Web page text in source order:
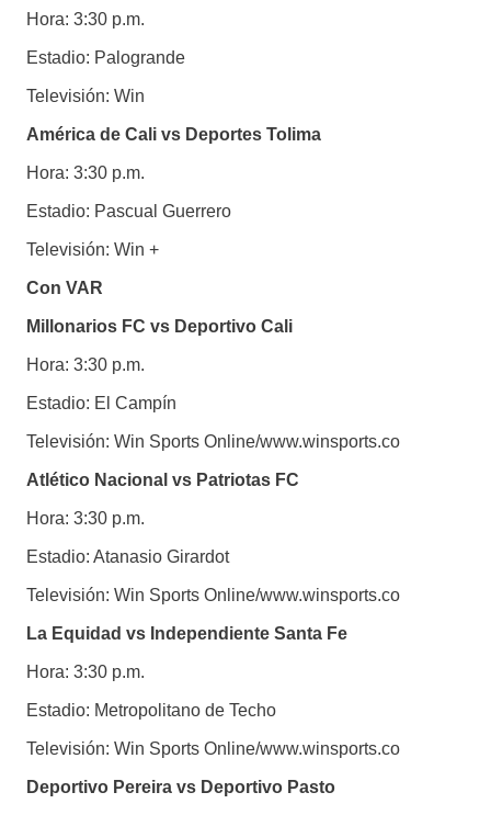
Hora: 3:30 p.m.
Estadio: Palogrande
Televisión: Win
América de Cali vs Deportes Tolima
Hora: 3:30 p.m.
Estadio: Pascual Guerrero
Televisión: Win +
Con VAR
Millonarios FC vs Deportivo Cali
Hora: 3:30 p.m.
Estadio: El Campín
Televisión: Win Sports Online/www.winsports.co
Atlético Nacional vs Patriotas FC
Hora: 3:30 p.m.
Estadio: Atanasio Girardot
Televisión: Win Sports Online/www.winsports.co
La Equidad vs Independiente Santa Fe
Hora: 3:30 p.m.
Estadio: Metropolitano de Techo
Televisión: Win Sports Online/www.winsports.co
Deportivo Pereira vs Deportivo Pasto